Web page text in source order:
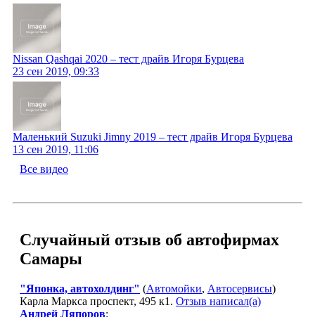
Nissan Qashqai 2020 – тест драйв Игоря Бурцева
23 сен 2019, 09:33
Маленький Suzuki Jimny 2019 – тест драйв Игоря Бурцева
13 сен 2019, 11:06
Все видео
Случайный отзыв об автофирмах
Самары
"Японка, автохолдинг" (Автомойки, Автосервисы)
Карла Маркса проспект, 495 к1. Отзыв написал(а)
Андрей Ляпоров: